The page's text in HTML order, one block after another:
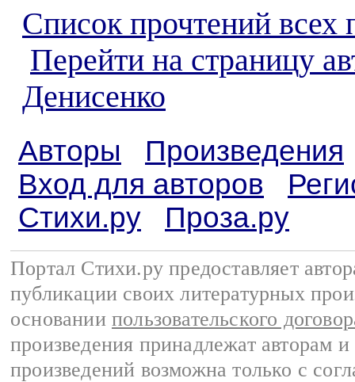
Список прочтений всех
Перейти на страницу
Денисенко
Авторы
Произведения
Вход для авторов
Стихи.ру
Проза.ру
Портал Стихи.ру предоставляет
публикации своих литературных
основании пользовательского
произведения принадлежат авторам
произведений возможна только с